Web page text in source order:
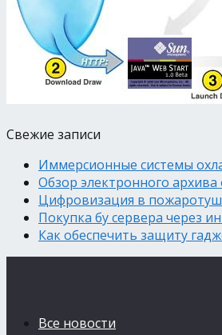
Свежие записи
Иммерсионные системы
Обзор электронного архива
Цифровизация в
Покупка бу сервера через
Как обеспечить защиту
Все новости